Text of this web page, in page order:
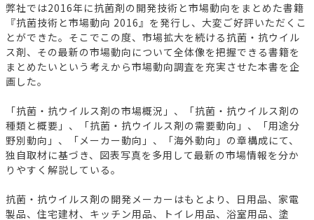
弊社では2016年に抗菌剤の開発技術と市場動向をまとめた書籍
『抗菌技術と市場動向 2016』を発行し、大変ご好評いただくこ
とができた。そこでこの度、市場拡大を続ける抗菌・抗ウイル
ス剤、その最新の市場動向について全体像を把握できる書籍を
まとめたいという考えから市場動向調査を充実させた本書を企
画した。
「抗菌・抗ウイルス剤の市場概況」、「抗菌・抗ウイルス剤の
種類と概要」、「抗菌・抗ウイルス剤の需要動向」、「用途分
野別動向」、「メーカー動向」、「海外動向」の章構成にて、
独自取材に基づき、図表写真を多用して最新の市場情報を分か
りやすく解説している。
抗菌・抗ウイルス剤の開発メーカーはもとより、日用品、家電
製品、住宅建材、キッチン用品、トイレ用品、浴室用品、塗